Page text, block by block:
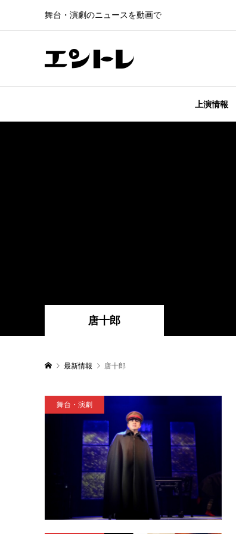
舞台・演劇のニュースを動画で
上演情報
唐十郎
最新情報 唐十郎
舞台・演劇